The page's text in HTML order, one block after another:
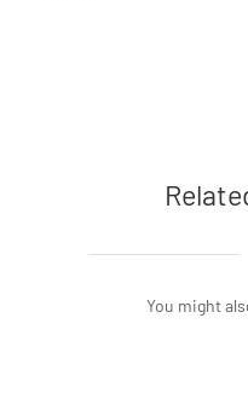
You might